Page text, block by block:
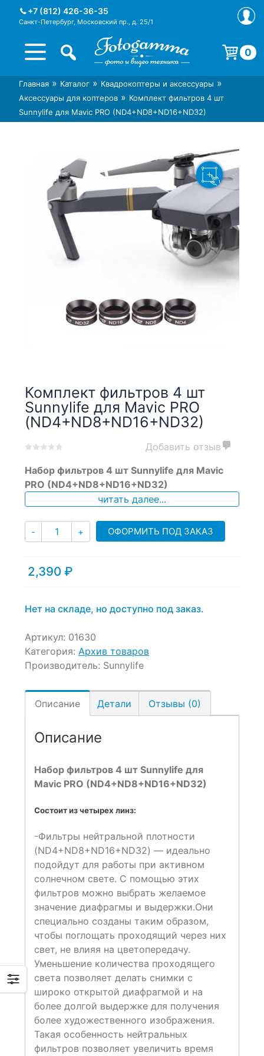
+7 (812) 426-36-35
Санкт-Петербург, Московский пр., д. 25/1
Интернет-магазин фототехники
Foto-Gamma в СПб
Магазин фотоаксессуаров foto-
gamma.ru
0
Корзина пуста.
Главная » Каталог » Квадрокоптеры и аксессуары »
Аксессуары для коптеров » Комплект фильтров 4 шт
Sunnylife для Mavic PRO (ND4+ND8+ND16+ND32)
Комплект фильтров 4 шт
Sunnylife для Mavic PRO
(ND4+ND8+ND16+ND32)
out
of
based
ratings
Добавить отзыв
Набор фильтров 4 шт Sunnylife для Mavic
PRO (ND4+ND8+ND16+ND32)
читать далее...
- Количество
+ ОФОРМИТЬ ПОД ЗАКАЗ
2,390 ₽
Нет на складе, но доступно под заказ.
Артикул: 01630
Категория: Архив товаров
Производитель: Sunnylife
Описание Детали Отзывы (0)
Описание
Набор фильтров 4 шт Sunnylife для
Mavic PRO (ND4+ND8+ND16+ND32)
Состоит из четырех линз:
-Фильтры нейтральной плотности
(ND4+ND8+ND16+ND32) — идеально
подойдут для работы при активном
солнечном свете. С помощью этих
фильтров можно выбрать желаемое
значение диафрагмы и выдержки.Они
специально созданы таким образом,
чтобы поглощать проходящий через них
свет, не влияя на цветопередачу.
Уменьшение количества проходящего
света позволяет делать снимки с
широко открытой диафрагмой и на
более долгой выдержке для получения
более художественного изображения.
Такая особенность нейтральных
фильтров позволяет увеличить время